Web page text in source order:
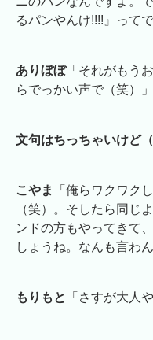
るパンやんけ!!!!』って
ありぼぼ「それがもう
らでっかい声で（笑）」
文句はちっちゃいけど（
こやま
「俺らワクワク
（笑）。そしたら同じ
ンドの方もやってきて
しょうね。なんも言わ
もりもと 「さすが大人